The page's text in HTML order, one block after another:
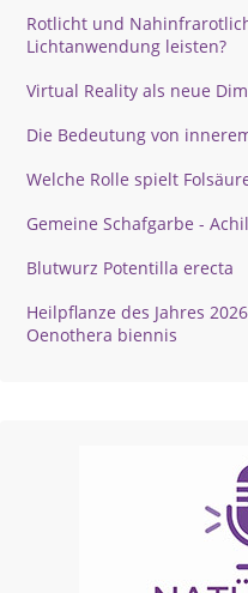
Rotlicht und
Lichtanwendung leisten?
Virtual Reality als neue
Die Bedeutung von
Welche Rolle spielt
Gemeine Schafgarbe -
Blutwurz Potentilla erecta
Heilpflanze des Jahres
Oenothera biennis